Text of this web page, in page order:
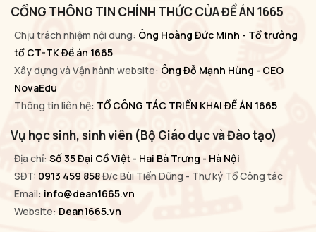
CỔNG THÔNG TIN CHÍNH THỨC CỦA ĐỀ ÁN 1665
Chịu trách nhiệm nội dung: Ông Hoàng Đức Minh - Tổ trưởng
tổ CT-TK Đề án 1665
Xây dựng và Vận hành website: Ông Đỗ Mạnh Hùng - CEO
NovaEdu
Thông tin liên hệ: TỔ CÔNG TÁC TRIỂN KHAI ĐỀ ÁN 1665
Vụ học sinh, sinh viên (Bộ Giáo dục và Đào tạo)
Địa chỉ: Số 35 Đại Cồ Việt - Hai Bà Trưng - Hà Nội
SĐT: 0913 459 858Đ/c Bùi Tiến Dũng - Thư ký Tổ Công tác
Email: info@dean1665.vn
Website: Dean1665.vn